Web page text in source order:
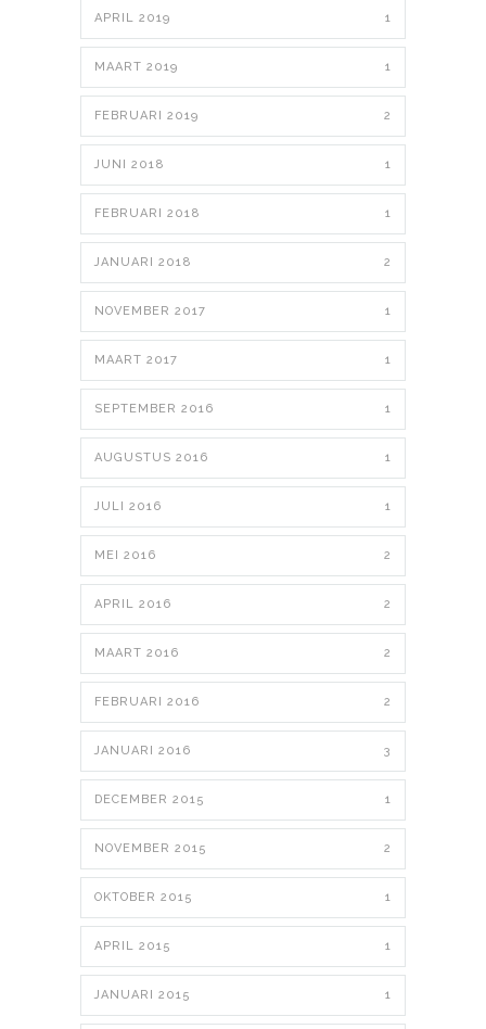
APRIL 2019 1
MAART 2019 1
FEBRUARI 2019 2
JUNI 2018 1
FEBRUARI 2018 1
JANUARI 2018 2
NOVEMBER 2017 1
MAART 2017 1
SEPTEMBER 2016 1
AUGUSTUS 2016 1
JULI 2016 1
MEI 2016 2
APRIL 2016 2
MAART 2016 2
FEBRUARI 2016 2
JANUARI 2016 3
DECEMBER 2015 1
NOVEMBER 2015 2
OKTOBER 2015 1
APRIL 2015 1
JANUARI 2015 1